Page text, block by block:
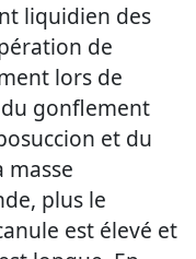
liquidien des
de
lors de
gonflement
et du
masse
plus le
est élevé et